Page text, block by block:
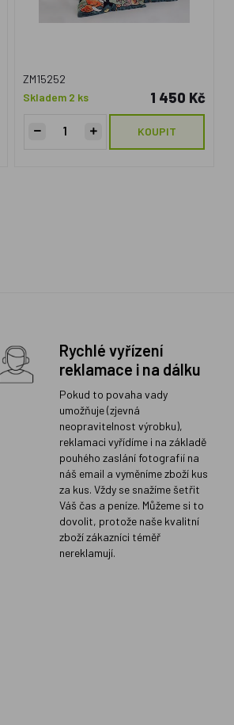
ZM15252
Skladem 2 ks
1 450 Kč
KOUPIT
Rychlé vyřízení
reklamace i na dálku
Pokud to povaha vady
umožňuje (zjevná
neopravitelnost výrobku),
reklamaci vyřídíme i na základě
pouhého zaslání fotografií na
náš email a vyměníme zboží kus
za kus. Vždy se snažíme šetřit
Váš čas a peníze. Můžeme si to
dovolit, protože naše kvalitní
zboží zákazníci téměř
nereklamují.